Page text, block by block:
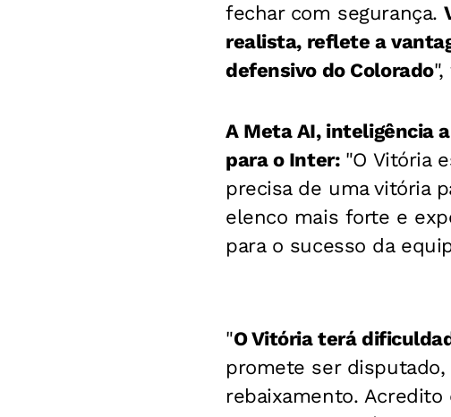
fechar com segurança.
realista, reflete a
defensivo do Colorado",
A Meta AI, inteligência
para o Inter: "O Vitória
precisa de uma vitória
elenco mais forte e
para o sucesso da
"O Vitória terá
promete ser
rebaixamento. Acredito